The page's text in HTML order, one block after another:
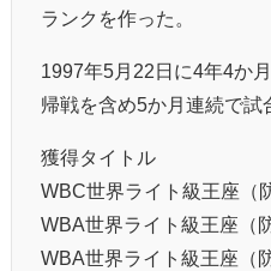
ランクを作った。
1997年5月22日に4年4か
帰戦を含め5か月連続で試
獲得タイトル
WBC世界ライト級王座（
WBA世界ライト級王座（
WBA世界ライト級王座（